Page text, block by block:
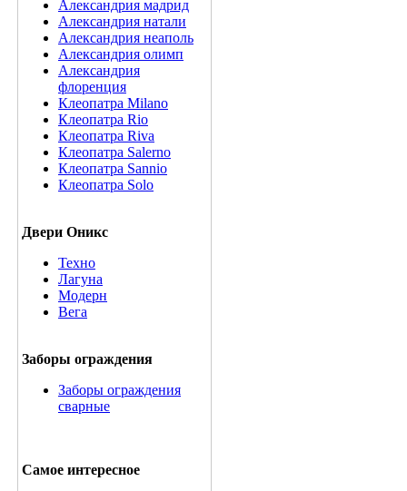
Александрия мадрид
Александрия натали
Александрия неаполь
Александрия олимп
Александрия
флоренция
Клеопатра Milano
Клеопатра Rio
Клеопатра Riva
Клеопатра Salerno
Клеопатра Sannio
Клеопатра Solo
Двери Оникс
Техно
Лагуна
Модерн
Вега
Заборы ограждения
Заборы ограждения
сварные
Самое интересное